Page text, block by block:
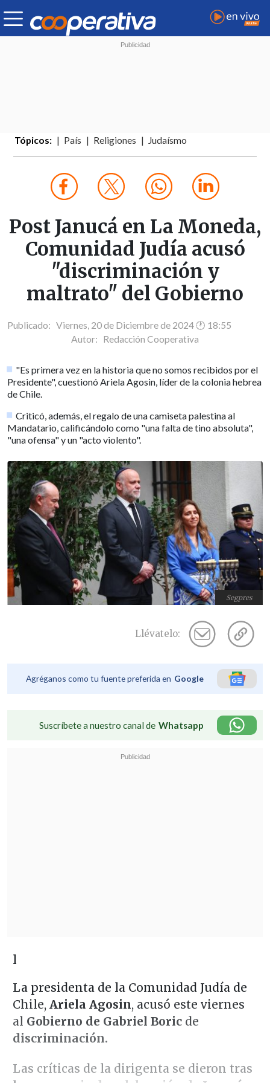
Tópicos: País Religiones Judaísmo
Post Janucá en La Moneda,
Comunidad Judía acusó
"discriminación y
maltrato" del Gobierno
Publicado: Viernes, 20 de Diciembre de 2024 🕐 18:55
Autor: Redacción Cooperativa
"Es primera vez en la historia que no somos recibidos por el
Presidente", cuestionó Ariela Agosin, líder de la colonia hebrea
de Chile.
Criticó, además, el regalo de una camiseta palestina al
Mandatario, calificándolo como "una falta de tino absoluta",
"una ofensa" y un "acto violento".
Segpres
Llévatelo:
Agréganos como tu fuente preferida en Google
Suscríbete a nuestro canal de Whatsapp
l
La presidenta de la Comunidad Judía de
Chile, Ariela Agosin, acusó este viernes
al Gobierno de Gabriel Boricde
discriminación.
Las críticas de la dirigenta se dieron tras